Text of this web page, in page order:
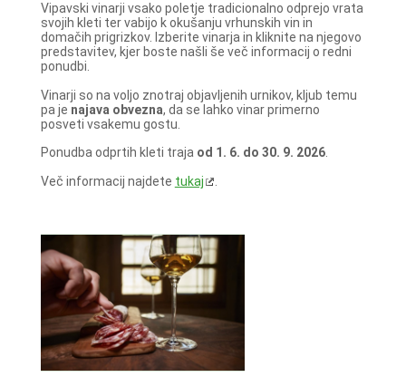
Vipavski vinarji vsako poletje tradicionalno odprejo vrata
svojih kleti ter vabijo k okušanju vrhunskih vin in
domačih prigrizkov. Izberite vinarja in kliknite na njegovo
predstavitev, kjer boste našli še več informacij o redni
ponudbi.
Vinarji so na voljo znotraj objavljenih urnikov, kljub temu
pa je najava obvezna, da se lahko vinar primerno
posveti vsakemu gostu.
Ponudba odprtih kleti traja od 1. 6. do 30. 9. 2026.
Več informacij najdete tukaj